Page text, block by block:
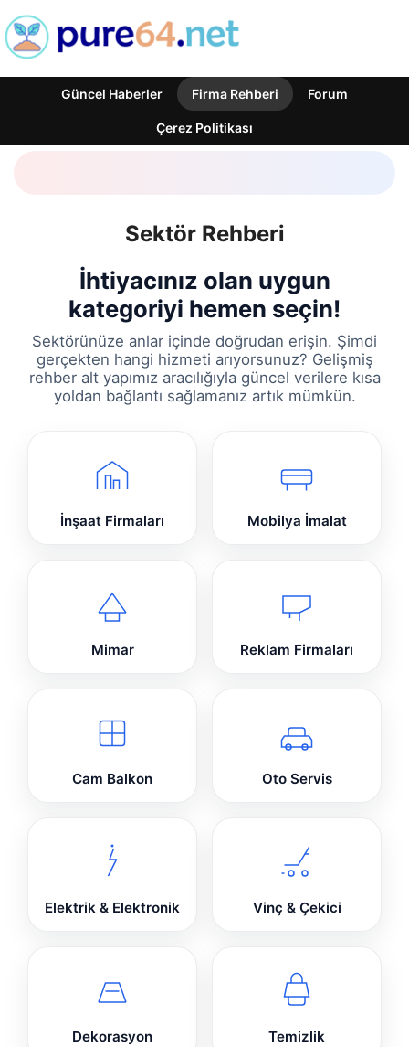
Güncel Haberler Firma Rehberi Forum
Çerez Politikası
Sektör Rehberi
İhtiyacınız olan uygun
kategoriyi hemen seçin!
Sektörünüze anlar içinde doğrudan erişin. Şimdi
gerçekten hangi hizmeti arıyorsunuz? Gelişmiş
rehber alt yapımız aracılığıyla güncel verilere kısa
yoldan bağlantı sağlamanız artık mümkün.
İnşaat Firmaları Mobilya İmalat
Mimar Reklam Firmaları
Cam Balkon Oto Servis
Elektrik & Elektronik Vinç & Çekici
Dekorasyon Temizlik